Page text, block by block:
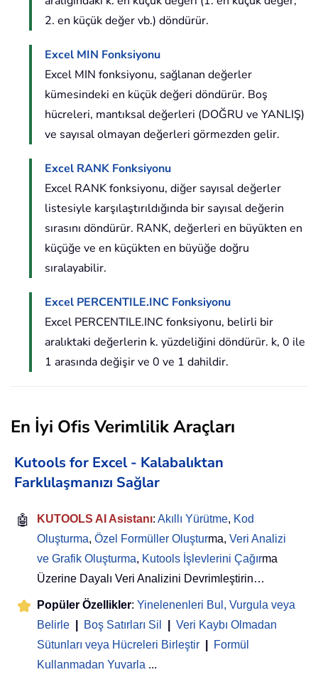
2. en küçük değer vb.) döndürür.
Excel MIN Fonksiyonu
Excel MIN fonksiyonu, sağlanan değerler
kümesindeki en küçük değeri döndürür. Boş
hücreleri, mantıksal değerleri (DOĞRU ve YANLIŞ)
ve sayısal olmayan değerleri görmezden gelir.
Excel RANK Fonksiyonu
Excel RANK fonksiyonu, diğer sayısal değerler
listesiyle karşılaştırıldığında bir sayısal değerin
sırasını döndürür. RANK, değerleri en büyükten en
küçüğe ve en küçükten en büyüğe doğru
sıralayabilir.
Excel PERCENTILE.INC Fonksiyonu
Excel PERCENTILE.INC fonksiyonu, belirli bir
aralıktaki değerlerin k. yüzdeliğini döndürür. k, 0 ile
1 arasında değişir ve 0 ve 1 dahildir.
En İyi Ofis Verimlilik Araçları
Kutools for Excel - Kalabalıktan
Farklılaşmanızı Sağlar
🤖 KUTOOLS AI Asistanı: Akıllı Yürütme, Kod
Oluşturma, Özel Formüller Oluşturma, Veri Analizi
ve Grafik Oluşturma, Kutools İşlevlerini Çağırma
Üzerine Dayalı Veri Analizini Devrimleştirin…
Popüler Özellikler: Yinelenenleri Bul, Vurgula veya
Belirle
Boş Satırları Sil
Veri Kaybı Olmadan
Sütunları veya Hücreleri Birleştir
Formül
Kullanmadan Yuvarla ...